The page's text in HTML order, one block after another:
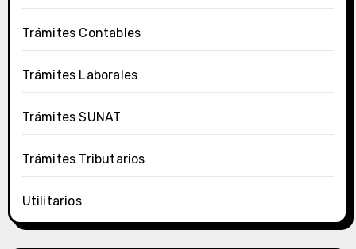
Trámites Contables
Trámites Laborales
Trámites SUNAT
Trámites Tributarios
Utilitarios